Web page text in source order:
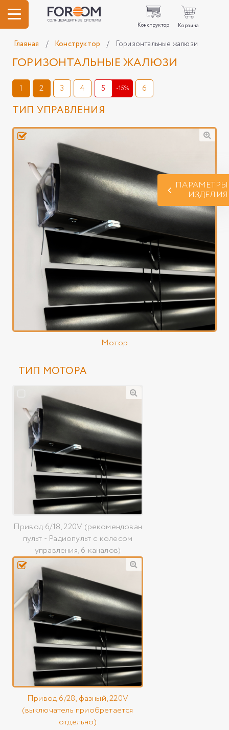
Конструктор Корзина
Главная / Конструктор / Горизонтальные жалюзи
ГОРИЗОНТАЛЬНЫЕ ЖАЛЮЗИ
1 2 3 4 5 -15% 6
ТИП УПРАВЛЕНИЯ
Мотор
ТИП МОТОРА
Привод 6/18, 220V (рекомендован
пульт - Радиопульт с колесом
управления, 6 каналов)
Привод 6/28, фазный, 220V
(выключатель приобретается
отдельно)
ПАРАМЕТРЫ
ИЗДЕЛИЯ